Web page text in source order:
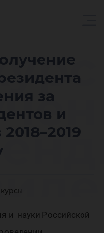
за
и
и науки Российской